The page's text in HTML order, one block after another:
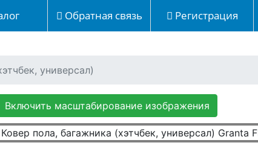
Обратная связь Регистрация
универсал)
Включить масштабирование изображения